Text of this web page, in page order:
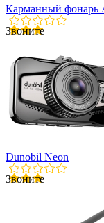
Карманный фонарь
Звоните
Dunobil Neon
Звоните